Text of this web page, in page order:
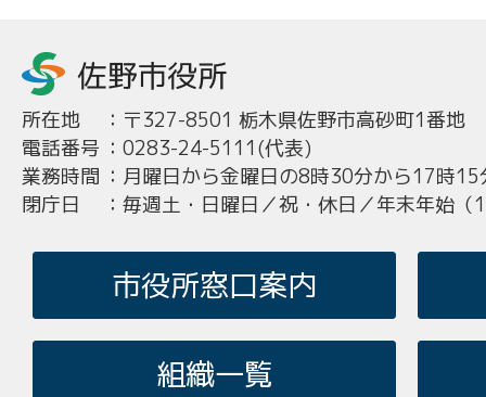
所在地 ： 〒327-8501 栃木県佐野市高砂町1番地
電話番号 ： 0283-24-5111(代表)
業務時間 ： 月曜日から金曜日の8時30分から17時15
閉庁日
： 毎週土・日曜日／祝・休日／年末年始
市役所窓口案内
組織一覧